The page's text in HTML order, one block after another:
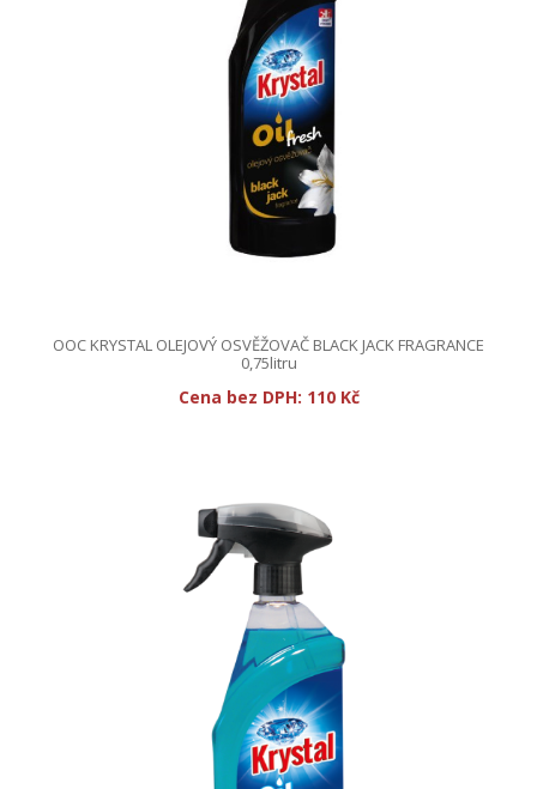
OOC KRYSTAL OLEJOVÝ OSVĚŽOVAČ BLACK JACK FRAGRANCE
0,75litru
Cena bez DPH: 110 Kč